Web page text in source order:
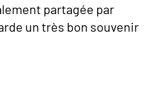
partagée par
un très bon souvenir